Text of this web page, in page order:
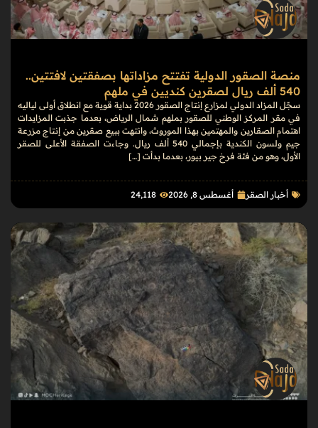
منصة الصقور الدولية تفتتح مزاداتها بصفقتين لافتتين..
540 ألف ريال لصقرين كنديين في ملهم
سجّل المزاد الدولي لمزارع إنتاج الصقور 2026 بداية قوية مع انطلاق أولى لياليه
في مقر المركز الوطني للصقور بملهم شمال الرياض، بعدما جذبت المزايدات
اهتمام الصقارين والمهتمين بهذا الموروث، وانتهت ببيع صقرين من إنتاج مزرعة
جيم ولسون الكندية بإجمالي 540 ألف ريال. وجاءت الصفقة الأعلى للصقر
الأول، وهو من فئة فرخ جير بيور، بعدما بدأت […]
أخبار الصقر أغسطس 8, 2026 24٬118